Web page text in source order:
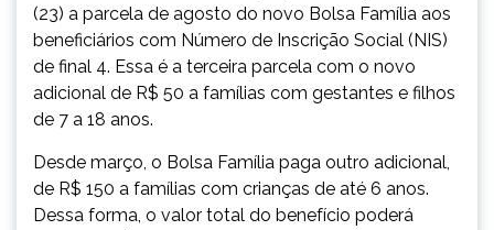
(23) a parcela de agosto do novo Bolsa Família aos
beneficiários com Número de Inscrição Social (NIS)
de final 4. Essa é a terceira parcela com o novo
adicional de R$ 50 a famílias com gestantes e filhos
de 7 a 18 anos.
Desde março, o Bolsa Família paga outro adicional,
de R$ 150 a famílias com crianças de até 6 anos.
Dessa forma, o valor total do benefício poderá